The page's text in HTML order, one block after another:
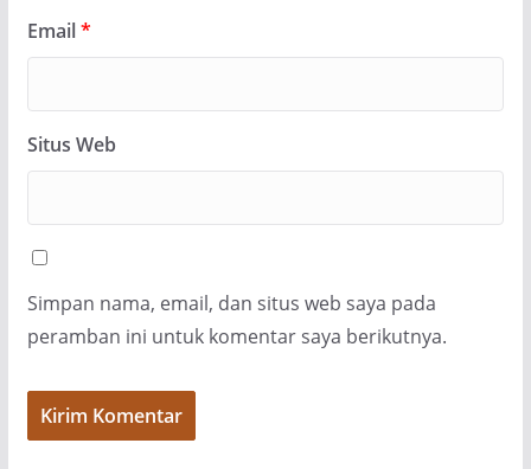
Email*
Situs Web
Simpan nama, email, dan situs web saya pada
peramban ini untuk komentar saya berikutnya.